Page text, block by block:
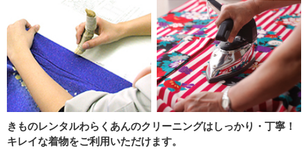
きものレンタルわらくあんのクリーニングはしっかり・丁寧！
キレイな着物をご利用いただけます。